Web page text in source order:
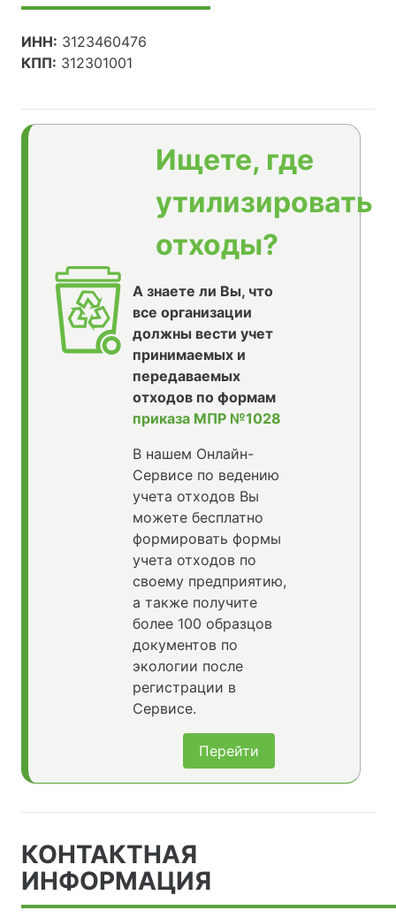
ИНН: 3123460476
КПП: 312301001
Ищете, где
утилизировать
отходы?
А знаете ли Вы, что
все организации
должны вести учет
принимаемых и
передаваемых
отходов по формам
приказа МПР №1028
В нашем Онлайн-
Сервисе по ведению
учета отходов Вы
можете бесплатно
формировать формы
учета отходов по
своему предприятию,
а также получите
более 100 образцов
документов по
экологии после
регистрации в
Сервисе.
Перейти
КОНТАКТНАЯ
ИНФОРМАЦИЯ